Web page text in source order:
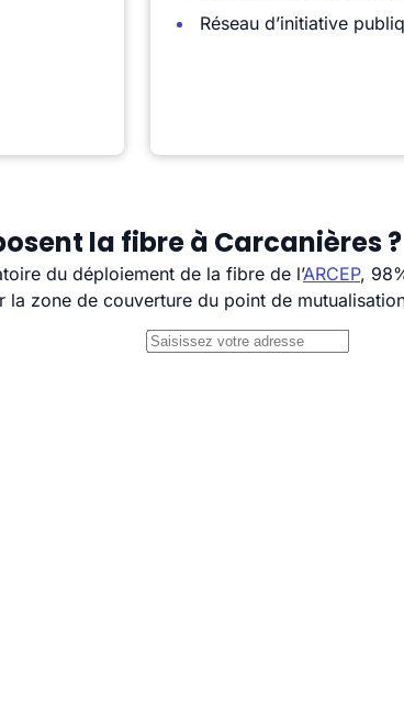
Réseau d’initiative
la fibre à Carcanières ?
du déploiement de la fibre de l’ARCEP,
la zone de couverture du point de